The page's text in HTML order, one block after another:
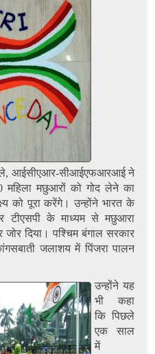
आईसीएआर-सीआईएफआरआई ने
महिला मछुआरों को गोद लेने का
को पूरा करेंगे। उन्होंने भारत के
टीएसपी के माध्यम से मछुआरा
दिया। पश्चिम बंगाल सरकार
जलाशय में पिंजरा पालन
उन्होंने यह
भी कहा
कि पिछले
एक साल
में